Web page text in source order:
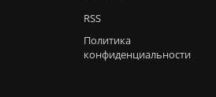
RSS
Политика
конфиденциальности